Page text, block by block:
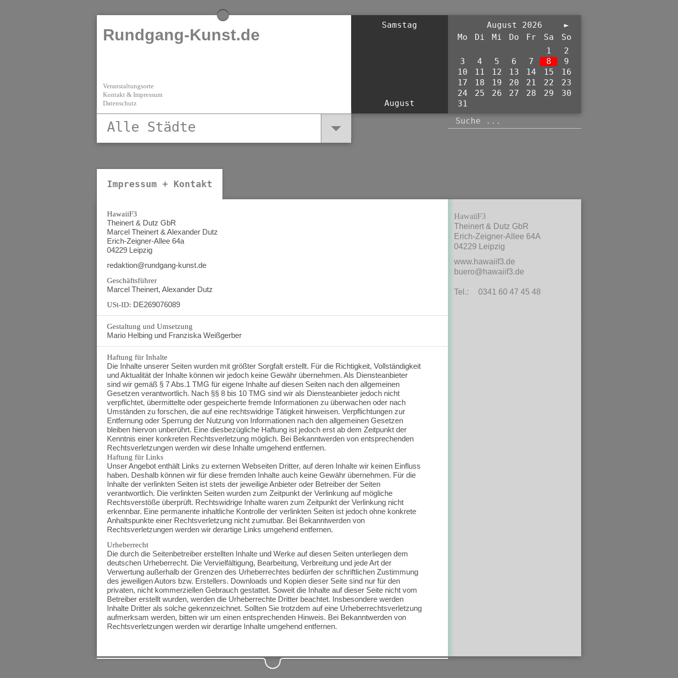
Rundgang-Kunst.de
Veranstaltungsorte
Kontakt & Impressum
Datenschutz
Samstag
August
►
August 2026
Mo
Di Mi Do Fr Sa
So
1
2
3
4 5 6 7 8
9
10
11 12 13 14 15
16
17
18 19 20 21 22
23
24
25 26 27 28 29
30
31
Alle Städte
Altenburg
Bad Frankenhausen
Dessau
Dresden
Eilenburg
Erfurt
Groitzsch
Halle
Leipzig
Magdeburg
Markkleeberg
Meißen
Quedlinburg
Sangerhausen
Schkeuditz
Torgau
Wermsdorf
Wittenberg
Wörlitz
Wurzen
Zwenkau
Impressum + Kontakt
HawaiiF3
Theinert & Dutz GbR
Marcel Theinert & Alexander Dutz
Erich-Zeigner-Allee 64a
04229 Leipzig
redaktion@rundgang-kunst.de
Geschäftsführer
Marcel Theinert, Alexander Dutz
USt-ID: DE269076089
Gestaltung und Umsetzung
Mario Helbing und Franziska Weißgerber
Haftung für Inhalte
Die Inhalte unserer Seiten wurden mit größter Sorgfalt erstellt. Für die Richtigkeit, Vollständigkeit
und Aktualität der Inhalte können wir jedoch keine Gewähr übernehmen. Als Diensteanbieter
sind wir gemäß § 7 Abs.1 TMG für eigene Inhalte auf diesen Seiten nach den allgemeinen
Gesetzen verantwortlich. Nach §§ 8 bis 10 TMG sind wir als Diensteanbieter jedoch nicht
verpflichtet, übermittelte oder gespeicherte fremde Informationen zu überwachen oder nach
Umständen zu forschen, die auf eine rechtswidrige Tätigkeit hinweisen. Verpflichtungen zur
Entfernung oder Sperrung der Nutzung von Informationen nach den allgemeinen Gesetzen
bleiben hiervon unberührt. Eine diesbezügliche Haftung ist jedoch erst ab dem Zeitpunkt der
Kenntnis einer konkreten Rechtsverletzung möglich. Bei Bekanntwerden von entsprechenden
Rechtsverletzungen werden wir diese Inhalte umgehend entfernen.
Haftung für Links
Unser Angebot enthält Links zu externen Webseiten Dritter, auf deren Inhalte wir keinen Einfluss
haben. Deshalb können wir für diese fremden Inhalte auch keine Gewähr übernehmen. Für die
Inhalte der verlinkten Seiten ist stets der jeweilige Anbieter oder Betreiber der Seiten
verantwortlich. Die verlinkten Seiten wurden zum Zeitpunkt der Verlinkung auf mögliche
Rechtsverstöße überprüft. Rechtswidrige Inhalte waren zum Zeitpunkt der Verlinkung nicht
erkennbar. Eine permanente inhaltliche Kontrolle der verlinkten Seiten ist jedoch ohne konkrete
Anhaltspunkte einer Rechtsverletzung nicht zumutbar. Bei Bekanntwerden von
Rechtsverletzungen werden wir derartige Links umgehend entfernen.
Urheberrecht
Die durch die Seitenbetreiber erstellten Inhalte und Werke auf diesen Seiten unterliegen dem
deutschen Urheberrecht. Die Vervielfältigung, Bearbeitung, Verbreitung und jede Art der
Verwertung außerhalb der Grenzen des Urheberrechtes bedürfen der schriftlichen Zustimmung
des jeweiligen Autors bzw. Erstellers. Downloads und Kopien dieser Seite sind nur für den
privaten, nicht kommerziellen Gebrauch gestattet. Soweit die Inhalte auf dieser Seite nicht vom
Betreiber erstellt wurden, werden die Urheberrechte Dritter beachtet. Insbesondere werden
Inhalte Dritter als solche gekennzeichnet. Sollten Sie trotzdem auf eine Urheberrechtsverletzung
aufmerksam werden, bitten wir um einen entsprechenden Hinweis. Bei Bekanntwerden von
Rechtsverletzungen werden wir derartige Inhalte umgehend entfernen.
HawaiiF3
Theinert & Dutz GbR
Erich-Zeigner-Allee 64A
04229 Leipzig
www.hawaiif3.de
buero@hawaiif3.de
Tel.: 0341 60 47 45 48